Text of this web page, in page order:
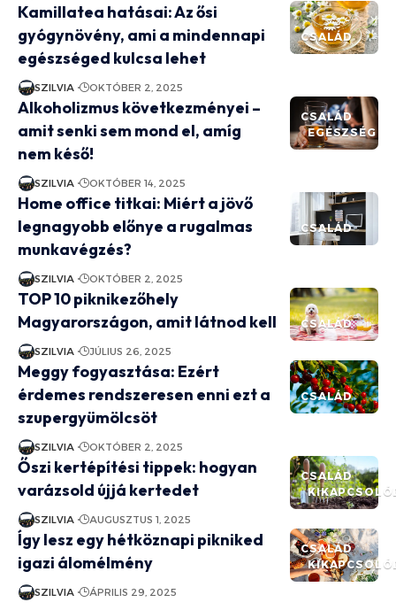
CSALÁD
Kamillatea hatásai: Az ősi
gyógynövény, ami a mindennapi
egészséged kulcsa lehet
SZILVIA OKTÓBER 2, 2025
CSALÁD
EGÉSZSÉG
Alkoholizmus következményei –
amit senki sem mond el, amíg
nem késő!
SZILVIA OKTÓBER 14, 2025
CSALÁD
Home office titkai: Miért a jövő
legnagyobb előnye a rugalmas
munkavégzés?
SZILVIA OKTÓBER 2, 2025
CSALÁD
TOP 10 piknikezőhely
Magyarországon, amit látnod kell
SZILVIA JÚLIUS 26, 2025
CSALÁD
Meggy fogyasztása: Ezért
érdemes rendszeresen enni ezt a
szupergyümölcsöt
SZILVIA OKTÓBER 2, 2025
CSALÁD
Őszi kertépítési tippek: hogyan
varázsold újjá kertedet
SZILVIA AUGUSZTUS 1, 2025
CSALÁD
Így lesz egy hétköznapi pikniked
igazi álomélmény
SZILVIA ÁPRILIS 29, 2025